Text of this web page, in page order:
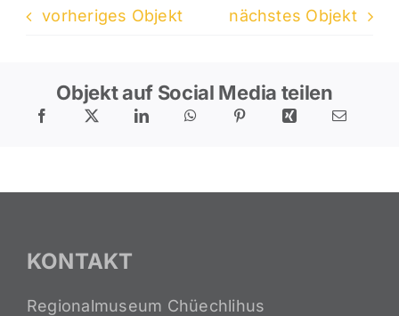
vorheriges Objekt nächstes Objekt
Objekt auf Social Media teilen
KONTAKT
Regionalmuseum Chüechlihus